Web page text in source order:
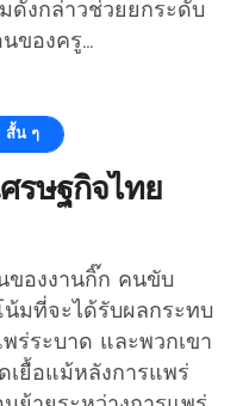
ดังกล่าวช่วยยกระดับ
ของครู...
สั้น ๆ
รษฐกิจไทย
น้มที่จะได้รับผลกระทบ
ร่ระบาด และพวกเขา
เยื้อแม้หลังการแพร่